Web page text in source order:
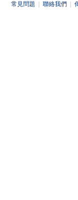
常見問題 聯絡我們